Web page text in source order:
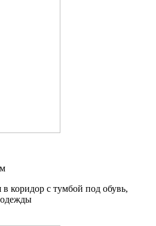
в коридор с тумбой под обувь,